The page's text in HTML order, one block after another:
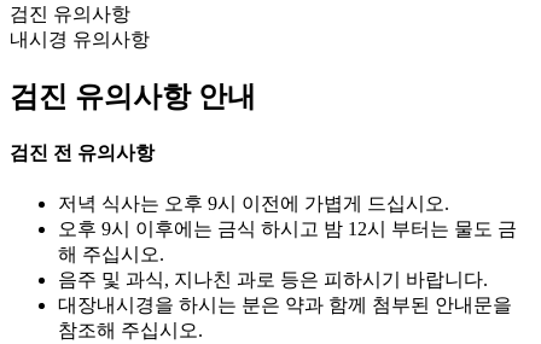
검진 유의사항
내시경 유의사항
검진 유의사항 안내
검진 전 유의사항
저녁 식사는 오후 9시 이전에 가볍게 드십시오.
오후 9시 이후에는 금식 하시고 밤 12시 부터는 물도 금
해 주십시오.
음주 및 과식, 지나친 과로 등은 피하시기 바랍니다.
대장내시경을 하시는 분은 약과 함께 첨부된 안내문을
참조해 주십시오.